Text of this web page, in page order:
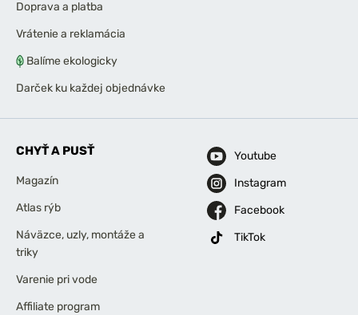
Doprava a platba
Vrátenie a reklamácia
Balíme ekologicky
Darček ku každej objednávke
CHYŤ A PUSŤ
Magazín
Atlas rýb
Náväzce, uzly, montáže a
triky
Varenie pri vode
Affiliate program
Youtube
Instagram
Facebook
TikTok